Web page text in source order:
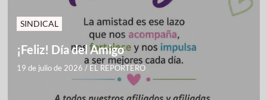
SINDICAL
¡Feliz! Día del Amigo
19 de julio de 2026 / EL REPORTERO